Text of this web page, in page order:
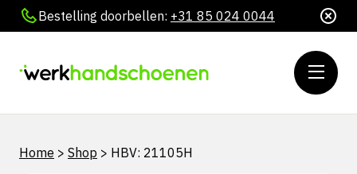
Bestelling doorbellen: +31 85 024 0044
Home > Shop > HBV: 21105H